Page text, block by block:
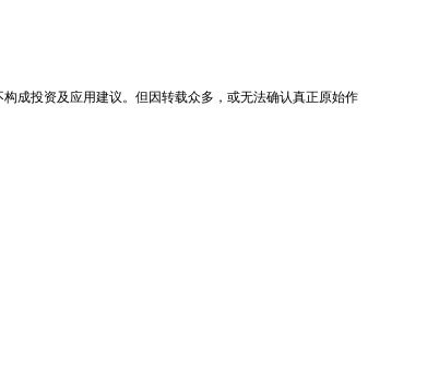
成投资及应用建议。但因转载众多，或无法确认真正原始作